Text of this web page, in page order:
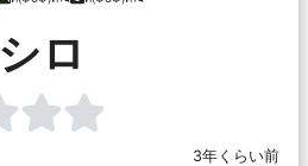
シロ
3年くらい前